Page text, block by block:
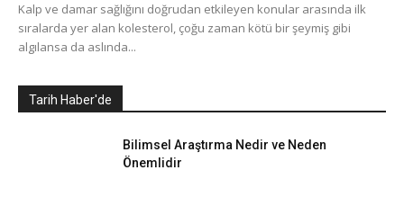
Kalp ve damar sağlığını doğrudan etkileyen konular arasında ilk
sıralarda yer alan kolesterol, çoğu zaman kötü bir şeymiş gibi
algılansa da aslında...
Tarih Haber'de
Bilimsel Araştırma Nedir ve Neden
Önemlidir